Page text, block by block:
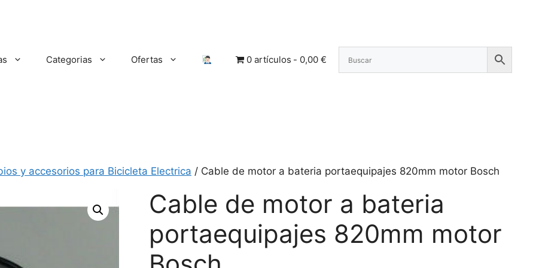
Categorias Ofertas 0 artículos 0,00 €
y accesorios para Bicicleta Electrica / Cable de motor a bateria portaequipajes 820mm motor Bosch
Cable de motor a bateria
portaequipajes 820mm motor